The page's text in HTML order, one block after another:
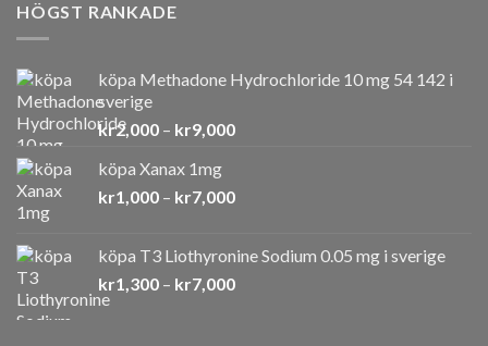
HÖGST RANKADE
köpa Methadone Hydrochloride 10 mg 54 142 i
sverige
kr2,000 – kr9,000Prisintervall:
kr9,000
köpa Xanax 1mg
kr1,000 – kr7,000Prisintervall:
kr7,000
köpa T3 Liothyronine Sodium 0.05 mg i sverige
kr1,300 – kr7,000Prisintervall: